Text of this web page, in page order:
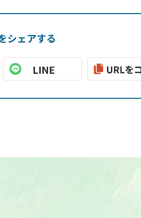
シェアする